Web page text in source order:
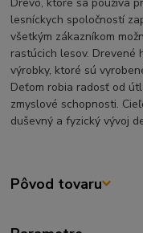
lesníckych spoločností
všetkým zákazníkom
rastúcich lesov. Drevené
výrobky, ktoré sú
Deťom robia radosť od
zmyslové schopnosti.
duševný a fyzický vývoj
Pôvod tovaru